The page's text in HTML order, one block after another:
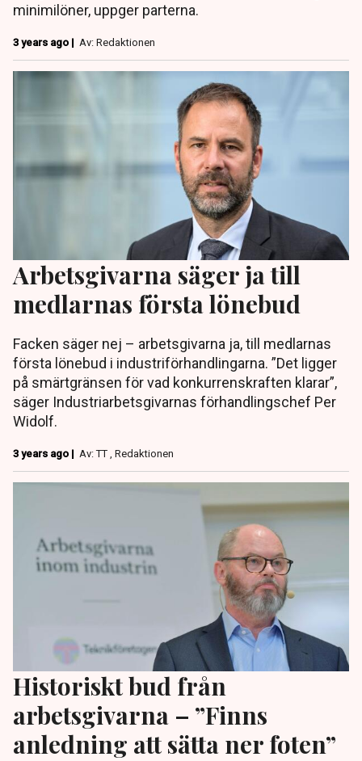
minimilöner, uppger parterna.
3 years ago | Av: Redaktionen
Arbetsgivarna säger ja till
medlarnas första lönebud
Facken säger nej – arbetsgivarna ja, till medlarnas
första lönebud i industriförhandlingarna. ”Det ligger
på smärtgränsen för vad konkurrenskraften klarar”,
säger Industriarbetsgivarnas förhandlingschef Per
Widolf.
3 years ago | Av: TT , Redaktionen
Historiskt bud från
arbetsgivarna – ”Finns
anledning att sätta ner foten”